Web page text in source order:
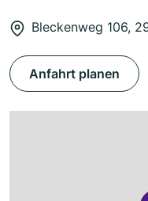
Bleckenweg 106,
Anfahrt planen